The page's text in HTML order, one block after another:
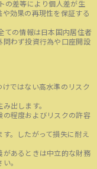
の差等により個人差が生
や効果の再現性を保証する
ての情報は日本国内居住者
問わず投資行為や口座開設
ではない高水準のリスク
出します。
の程度およびリスクの許容
。したがって損失に耐え
があるときは中立的な財務
。